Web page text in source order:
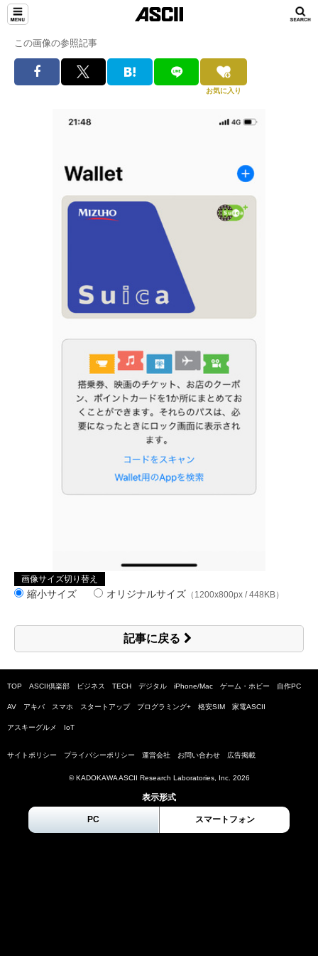
この画像の参照記事
お気に入り
画像サイズ切り替え
縮小サイズ オリジナルサイズ （1200x800px / 448KB）
記事に戻る
TOP ASCII倶楽部 ビジネス TECH デジタル iPhone/Mac ゲーム・ホビー 自作PC
AV アキバ スマホ スタートアップ プログラミング+ 格安SIM 家電ASCII
アスキーグルメ IoT
サイトポリシー プライバシーポリシー 運営会社 お問い合わせ 広告掲載
© KADOKAWA ASCII Research Laboratories, Inc. 2026
表示形式
PC スマートフォン